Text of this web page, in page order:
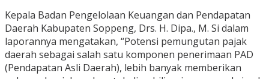
Kepala Badan Pengelolaan Keuangan dan Pendapatan
Daerah Kabupaten Soppeng, Drs. H. Dipa., M. Si dalam
laporannya mengatakan, “Potensi pemungutan pajak
daerah sebagai salah satu komponen penerimaan PAD
(Pendapatan Asli Daerah), lebih banyak memberikan